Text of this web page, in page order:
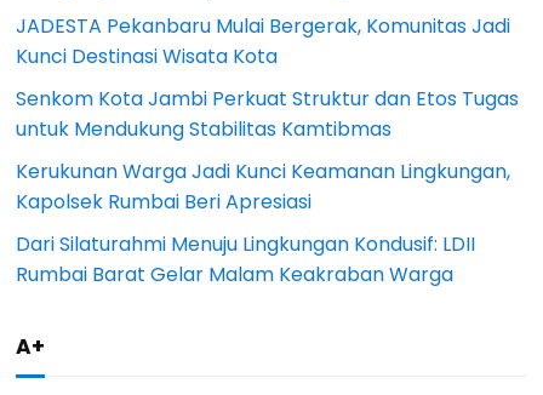
JADESTA Pekanbaru Mulai Bergerak, Komunitas Jadi
Kunci Destinasi Wisata Kota
Senkom Kota Jambi Perkuat Struktur dan Etos Tugas
untuk Mendukung Stabilitas Kamtibmas
Kerukunan Warga Jadi Kunci Keamanan Lingkungan,
Kapolsek Rumbai Beri Apresiasi
Dari Silaturahmi Menuju Lingkungan Kondusif: LDII
Rumbai Barat Gelar Malam Keakraban Warga
A+